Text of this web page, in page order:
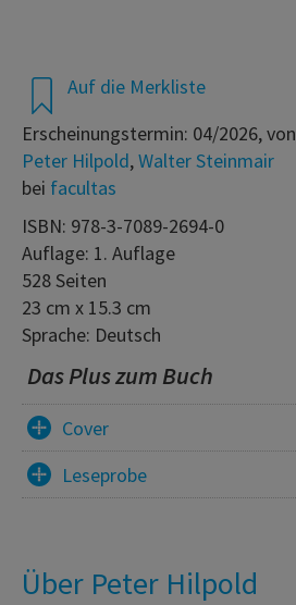
Auf die Merkliste
Erscheinungstermin: 04/2026, von
Peter Hilpold,Walter Steinmair
bei facultas
ISBN: 978-3-7089-2694-0
Auflage: 1. Auflage
528 Seiten
23 cm x 15.3 cm
Sprache: Deutsch
Das Plus zum Buch
Cover
Leseprobe
Über Peter Hilpold